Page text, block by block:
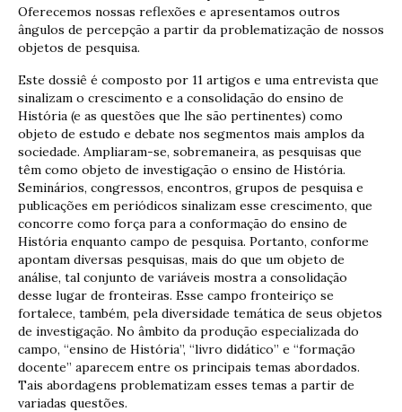
Oferecemos nossas reflexões e apresentamos outros
ângulos de percepção a partir da problematização de nossos
objetos de pesquisa.
Este dossiê é composto por 11 artigos e uma entrevista que
sinalizam o crescimento e a consolidação do ensino de
História (e as questões que lhe são pertinentes) como
objeto de estudo e debate nos segmentos mais amplos da
sociedade. Ampliaram-se, sobremaneira, as pesquisas que
têm como objeto de investigação o ensino de História.
Seminários, congressos, encontros, grupos de pesquisa e
publicações em periódicos sinalizam esse crescimento, que
concorre como força para a conformação do ensino de
História enquanto campo de pesquisa. Portanto, conforme
apontam diversas pesquisas, mais do que um objeto de
análise, tal conjunto de variáveis mostra a consolidação
desse lugar de fronteiras. Esse campo fronteiriço se
fortalece, também, pela diversidade temática de seus objetos
de investigação. No âmbito da produção especializada do
campo, “ensino de História”, “livro didático” e “formação
docente” aparecem entre os principais temas abordados.
Tais abordagens problematizam esses temas a partir de
variadas questões.